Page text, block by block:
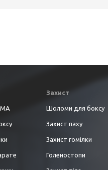
Захист
Шоломи для боксу
Захист паху
Захист гомілки
Голеностопи